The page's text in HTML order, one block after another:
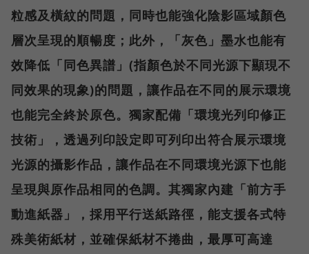
粒感及橫紋的問題，同時也能強化陰影區域顏色
層次呈現的順暢度；此外，「灰色」墨水也能有
效降低「同色異譜」 (指顏色於不同光源下顯現不
同效果的現象)的問題，讓作品在不同的展示環境
也能完全終於原色。獨家配備「環境光列印修正
技術」，透過列印設定即可列印出符合展示環境
光源的攝影作品，讓作品在不同環境光源下也能
呈現與原作品相同的色調。其獨家內建「前方手
動進紙器」，採用平行送紙路徑，能支援各式特
殊美術紙材，並確保紙材不捲曲，最厚可高達